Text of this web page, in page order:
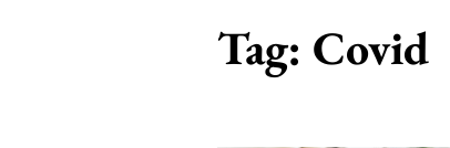
Tag: Covid